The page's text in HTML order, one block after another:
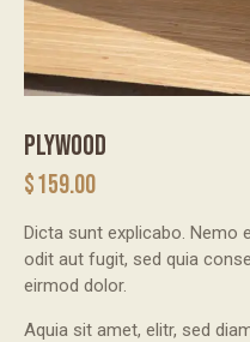
PLYWOOD
$159.00
Dicta sunt explicabo. Nemo
odit aut fugit, sed quia
eirmod dolor.
Aquia sit amet, elitr, sed